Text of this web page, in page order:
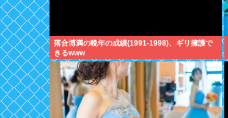
落合博満の晩年の成績(1991-1998)、ギリ擁護で
きるwww